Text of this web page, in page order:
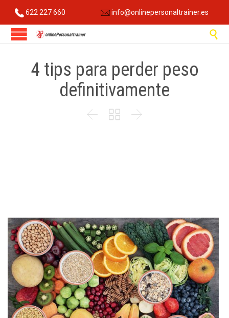
622 227 660 info@onlinepersonaltrainer.es

4 tips para perder peso
definitivamente
  